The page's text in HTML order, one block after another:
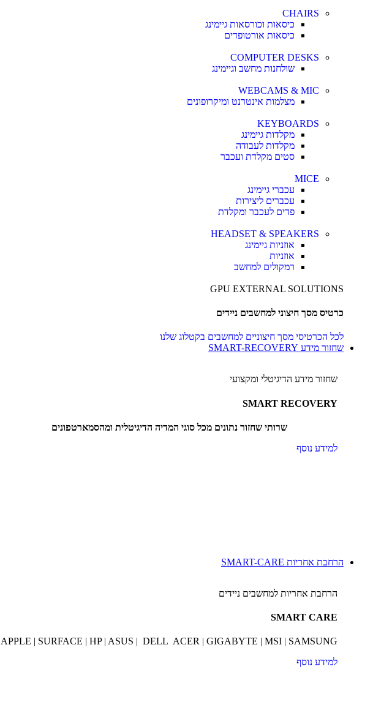
CHAIRS
כיסאות וכורסאות גיימינג
כיסאות אורטופדים
COMPUTER DESKS
שולחנות מחשב וגיימינג
WEBCAMS & MIC
מצלמות אינטרנט ומיקרופונים
KEYBOARDS
מקלדות גיימינג
מקלדות לעבודה
סטים מקלדת ועכבר
MICE
עכברי גיימינג
עכברים ליצירות
פדים לעכבר ומקלדת
HEADSET & SPEAKERS
אוזניות גיימינג
אוזניות
רמקולים למחשב
GPU EXTERNAL SOLUTIONS
כרטיס מסך חיצוני למחשבים ניידים
לכל הכרטיסי מסך חיצוניים למחשבים בקטלוג שלנו
שחזור מידע SMART-RECOVERY
שחזור מידע הדיגיטלי ומקצועי
SMART RECOVERY
שרותי שחזור נתונים מכל סוגי המדיה הדיגיטלית ומהסמארטפונים
למידע נוסף
הרחבת אחריות SMART-CARE
הרחבת אחריות למחשבים ניידים
SMART CARE
APPLE | SURFACE | HP | ASUS | DELL ACER | GIGABYTE | MSI | SAMSUNG
למידע נוסף